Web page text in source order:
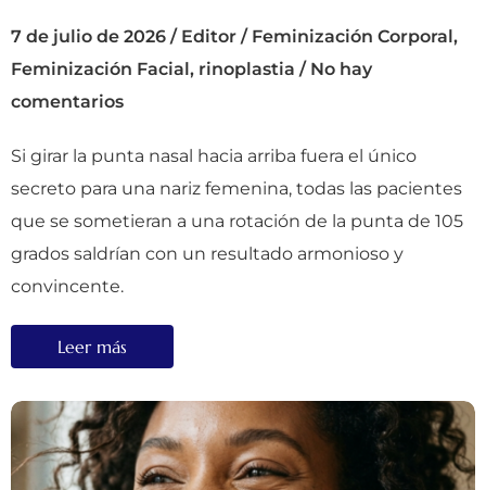
7 de julio de 2026 / Editor / Feminización Corporal,
Feminización Facial, rinoplastia / No hay
comentarios
Si girar la punta nasal hacia arriba fuera el único
secreto para una nariz femenina, todas las pacientes
que se sometieran a una rotación de la punta de 105
grados saldrían con un resultado armonioso y
convincente.
Leer más